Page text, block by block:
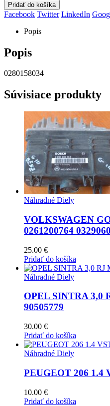
Pridať do košíka
Facebook Twitter LinkedIn
Popis
Popis
0280158034
Súvisiace produkty
Náhradné Diely
VOLKSWAGEN
0261200764
25.00 €
Pridať do košíka
Náhradné Diely
OPEL SINTRA 3,0
90505779
30.00 €
Pridať do košíka
Náhradné Diely
PEUGEOT 206 1.4
10.00 €
Pridať do košíka